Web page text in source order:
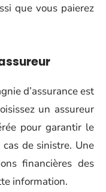
que vous paierez
d’assurance est
un assureur
pour garantir le
de sinistre. Une
financières des
information.